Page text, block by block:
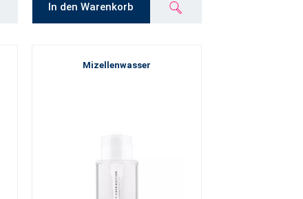
In den Warenkorb
Mizellenwasser